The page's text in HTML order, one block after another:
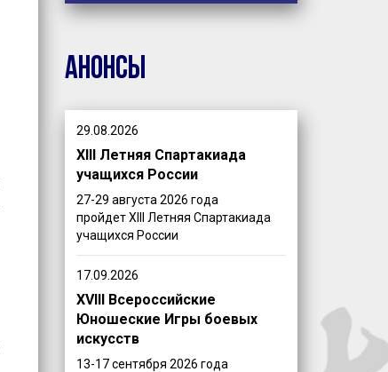
Анонсы
29.08.2026
XIII Летняя Спартакиада
учащихся России
27-29 августа 2026 года
пройдет XIII Летняя Спартакиада
учащихся России
17.09.2026
XVIII Всероссийские
Юношеские Игры боевых
искусств
13-17 сентября 2026 года